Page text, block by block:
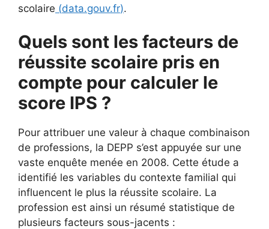
scolaire (data.gouv.fr).
Quels sont les facteurs de
réussite scolaire pris en
compte pour calculer le
score IPS ?
Pour attribuer une valeur à chaque combinaison
de professions, la DEPP s’est appuyée sur une
vaste enquête menée en 2008. Cette étude a
identifié les variables du contexte familial qui
influencent le plus la réussite scolaire. La
profession est ainsi un résumé statistique de
plusieurs facteurs sous-jacents :